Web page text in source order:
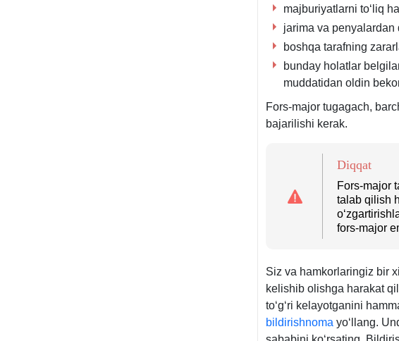
majburiyatlarni toʻliq
jarima va penyalardan
boshqa tarafning
bunday holatlar
muddatidan oldin
Fors-major tugagach,
bajarilishi kerak.
Diqqat
Fors-major
talab qilish
fors-major
Siz va hamkorlaringiz bir
kelishib olishga harakat
toʻgʻri kelayotganini
bildirishnoma yoʻllang.